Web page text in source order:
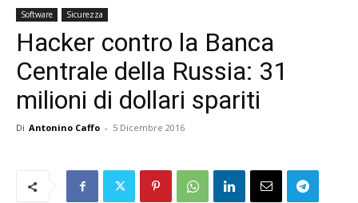
Software Sicurezza
Hacker contro la Banca
Centrale della Russia: 31
milioni di dollari spariti
Di Antonino Caffo - 5 Dicembre 2016